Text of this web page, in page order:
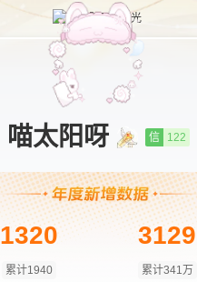
喵太阳呀 信 122
1320
累计1940
3129
累计341万